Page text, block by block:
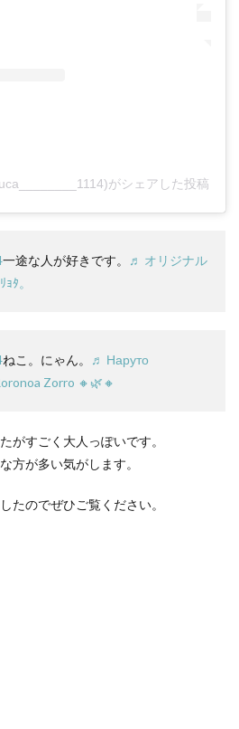
がシェアした投稿
一途な人が好きです。
♬ オリジナル
ﾀ。
ねこ。にゃん。
♬ Наруто
Zorro 🔸🌿🔸
がすごく大人っぽいです。
方が多い気がします。
たのでぜひご覧ください。